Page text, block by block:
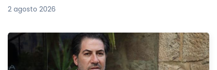
2 agosto 2026